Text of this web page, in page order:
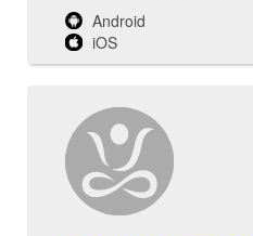
Android
iOS